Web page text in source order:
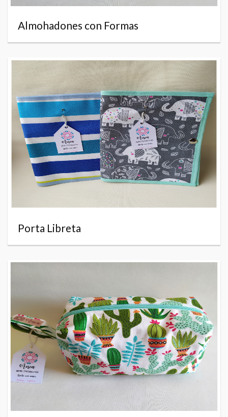
Almohadones con Formas
Porta Libreta